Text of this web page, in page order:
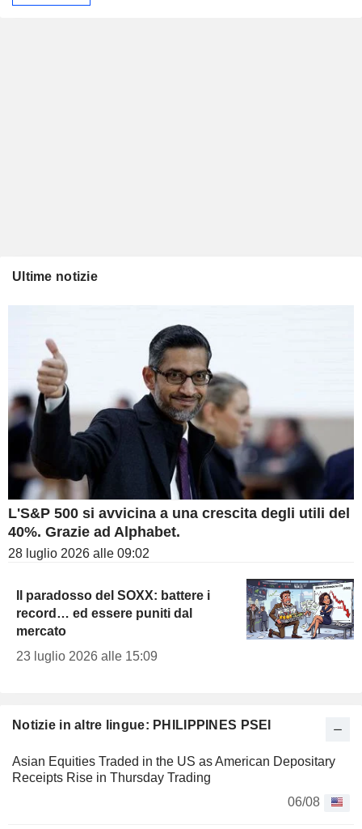
Notizie in altre lingue: PHILIPPINES PSEI
Asian Equities Traded in the US as American Depositary
Receipts Rise in Thursday Trading
06/08
Ultime notizie
L'S&P 500 si avvicina a una crescita degli utili del
40%. Grazie ad Alphabet.
28 luglio 2026 alle 09:02
Il paradosso del SOXX: battere i
record… ed essere puniti dal
mercato
23 luglio 2026 alle 15:09